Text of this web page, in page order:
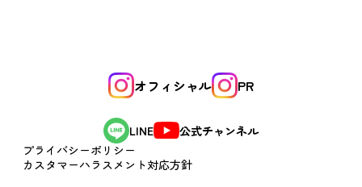
オフィシャル PR
LINE
公式チャンネル
プライバシーポリシー
カスタマーハラスメント対応方針